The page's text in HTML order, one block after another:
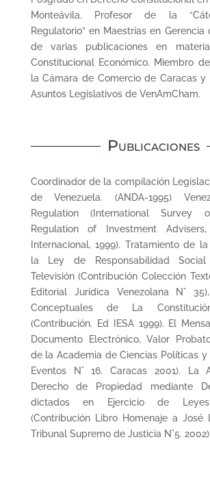
Monteávila. Profesor de la
Regulatorio” en Maestrías en Gerencia
de varias publicaciones en
Constitucional Económico. Miembro
la Cámara de Comercio de Caracas
Asuntos Legislativos de VenAmCham.
Publicaciones
Coordinador de la compilación
de Venezuela. (ANDA-1995)
Regulation (International Survey
Regulation of Investment
Internacional, 1999). Tratamiento de
la Ley de Responsabilidad
Televisión (Contribución Colección
Editorial Jurídica Venezolana N°
Conceptuales de La
(Contribución. Ed IESA 1999). El
Documento Electrónico, Valor
de la Academia de Ciencias Políticas y
Eventos N° 16. Caracas 2001). La
Derecho de Propiedad mediante
dictados en Ejercicio de Leyes
(Contribución Libro Homenaje a José
Tribunal Supremo de Justicia N°5. 2002).